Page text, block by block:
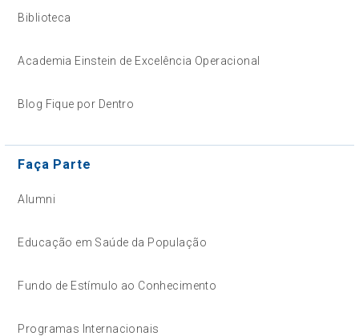
Biblioteca
Academia Einstein de Excelência Operacional
Blog Fique por Dentro
Faça Parte
Alumni
Educação em Saúde da População
Fundo de Estímulo ao Conhecimento
Programas Internacionais